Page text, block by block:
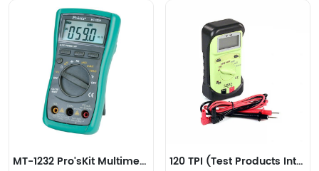
MT-1232 Pro'sKit Multimeter 120 TPI (Test Products Int) Multimeter